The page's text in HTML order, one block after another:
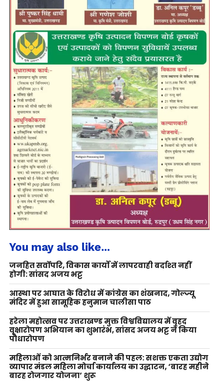
You may also like...
जनहित सर्वोपरि, विकास कार्यों में लापरवाही बर्दाश्त नहीं
होगी: सांसद अजय भट्ट
आस्था पर आघात के विरोध में कांग्रेस का शंखनाद, गोल्ज्यू
मंदिर में हुआ सामूहिक हनुमान चालीसा पाठ
हरेला महोत्सव पर उत्तराखण्ड मुक्त विश्वविद्यालय में वृहद
वृक्षारोपण अभियान का शुभारंभ, सांसद अजय भट्ट ने किया
पौधारोपण
महिलाओं को आत्मनिर्भर बनाने की पहल: सशक्त एकता उद्योग
व्यापार मंडल महिला मोर्चा कार्यालय का उद्घाटन, ‘बारह महीने
बारह रोजगार योजना’ शुरू